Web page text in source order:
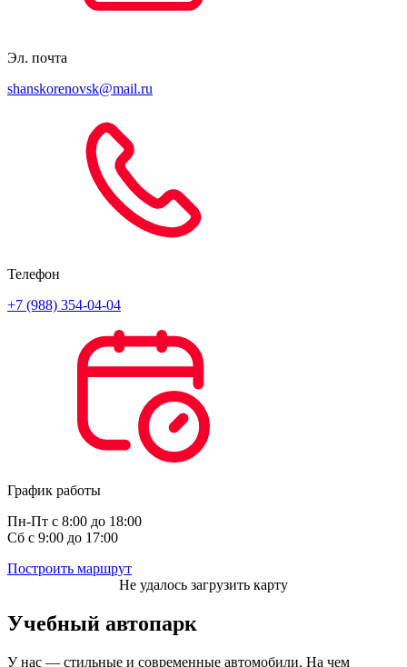
Эл. почта
shanskorenovsk@mail.ru
Телефон
+7 (988) 354-04-04
График работы
Пн-Пт с 8:00 до 18:00
Сб с 9:00 до 17:00
Построить маршрут
Учебный автопарк
У нас — стильные и современные автомобили. На чем